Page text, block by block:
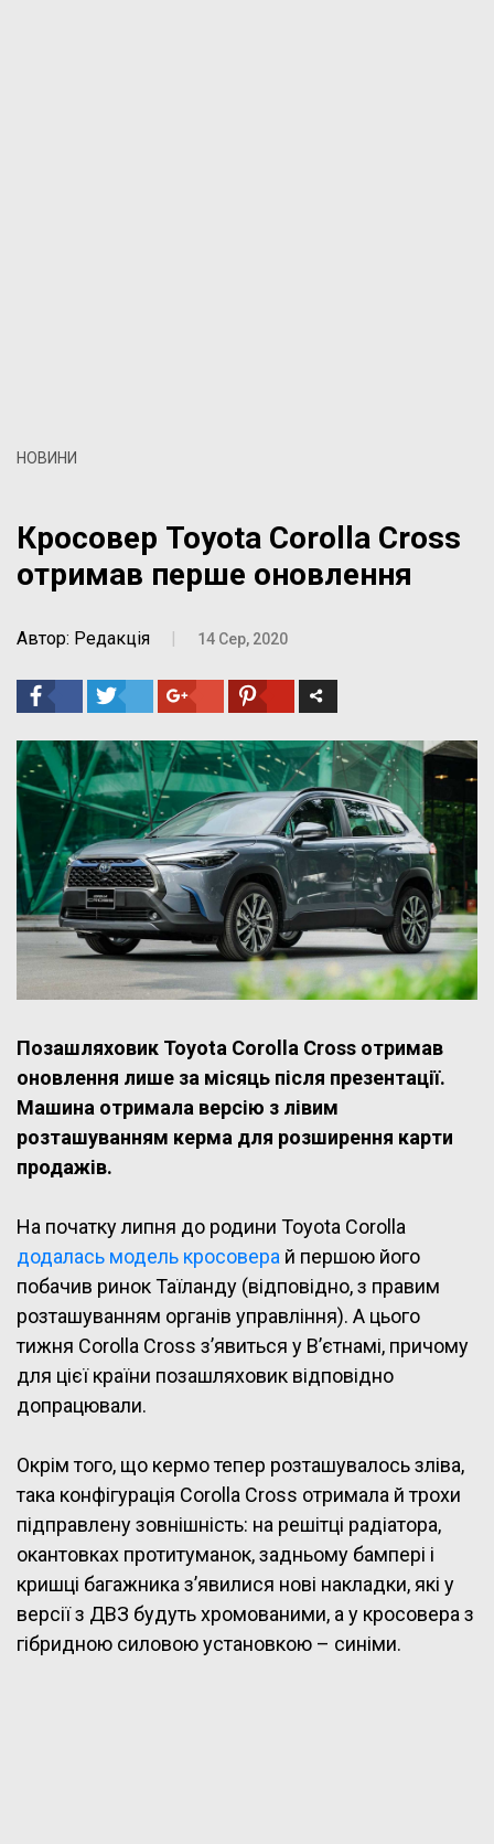
НОВИНИ
Кросовер Toyota Corolla Cross
отримав перше оновлення
Автор: Редакція 14 Сер, 2020
Позашляховик Toyota Corolla Cross отримав
оновлення лише за місяць після презентації.
Машина отримала версію з лівим
розташуванням керма для розширення карти
продажів.
На початку липня до родини Toyota Corolla
додалась модель кросовера й першою його
побачив ринок Таїланду (відповідно, з правим
розташуванням органів управління). А цього
тижня Corolla Cross з’явиться у В’єтнамі, причому
для цієї країни позашляховик відповідно
допрацювали.
Окрім того, що кермо тепер розташувалось зліва,
така конфігурація Corolla Cross отримала й трохи
підправлену зовнішність: на решітці радіатора,
окантовках протитуманок, задньому бампері і
кришці багажника з’явилися нові накладки, які у
версії з ДВЗ будуть хромованими, а у кросовера з
гібридною силовою установкою – синіми.